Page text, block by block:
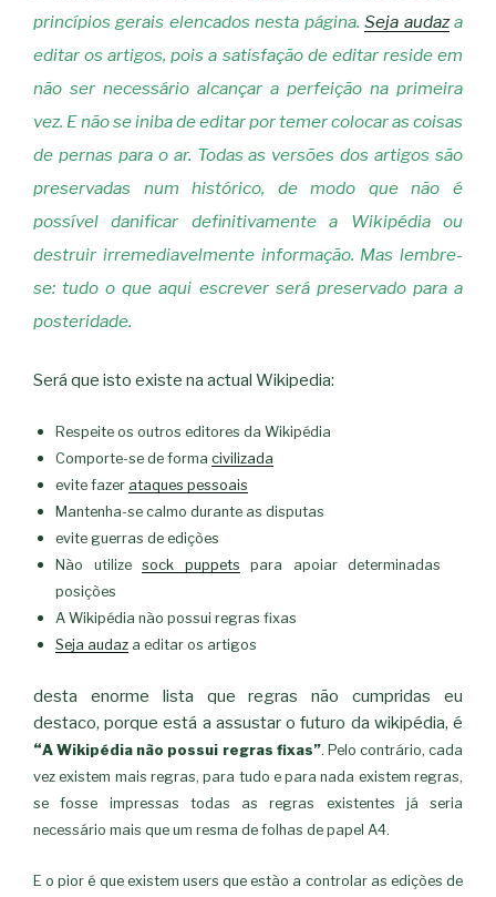
princípios gerais elencados nesta página.Seja audaza
editar os artigos, pois a satisfação de editar reside em
não ser necessário alcançar a perfeição na primeira
vez. E não se iniba de editar por temer colocar as coisas
de pernas para o ar. Todas as versões dos artigos são
preservadas num histórico, de modo que não é
possível danificar definitivamente a Wikipédia ou
destruir irremediavelmente informação. Mas lembre-
se: tudo o que aqui escrever será preservado para a
posteridade.
Será que isto existe na actual Wikipedia:
Respeite os outros editores da Wikipédia
Comporte-se de forma civilizada
evite fazer ataques pessoais
Mantenha-se calmo durante as disputas
evite guerras de edições
Não utilize sock puppets para apoiar determinadas
posições
A Wikipédia não possui regras fixas
Seja audaz a editar os artigos
desta enorme lista que regras não cumpridas eu
destaco, porque está a assustar o futuro da wikipédia, é
“A Wikipédia não possui regras fixas”. Pelo contrário, cada
vez existem mais regras, para tudo e para nada existem regras,
se fosse impressas todas as regras existentes já seria
necessário mais que um resma de folhas de papel A4.
E o pior é que existem users que estão a controlar as edições de